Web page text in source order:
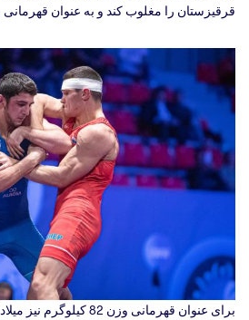
قرقیزستان را مغلوب کند و به عنوان
برای عنوان قهرمانی وزن 82